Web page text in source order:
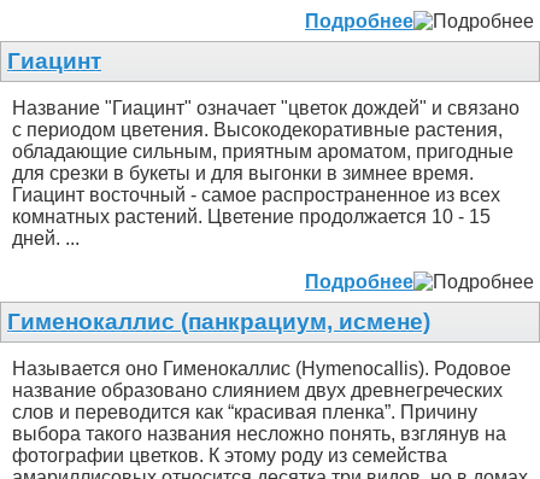
Подробнее
Гиацинт
Название "Гиацинт" означает "цветок дождей" и связано
с периодом цветения. Высокодекоративные растения,
обладающие сильным, приятным ароматом, пригодные
для срезки в букеты и для выгонки в зимнее время.
Гиацинт восточный - самое распространенное из всех
комнатных растений. Цветение продолжается 10 - 15
дней. ...
Подробнее
Гименокаллис (панкрациум, исмене)
Называется оно Гименокаллис (Hymenocallis). Родовое
название образовано слиянием двух древнегреческих
слов и переводится как “красивая пленка”. Причину
выбора такого названия несложно понять, взглянув на
фотографии цветков. К этому роду из семейства